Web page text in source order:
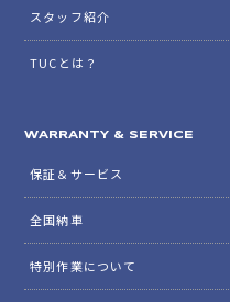
スタッフ紹介
TUCとは？
WARRANTY & SERVICE
保証＆サービス
全国納車
特別作業について